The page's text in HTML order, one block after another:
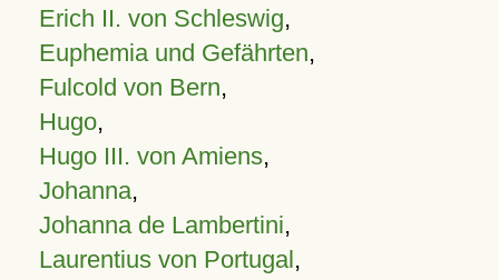
Erich II. von Schleswig,
Euphemia und Gefährten,
Fulcold von Bern,
Hugo,
Hugo III. von Amiens,
Johanna,
Johanna de Lambertini,
Laurentius von Portugal,